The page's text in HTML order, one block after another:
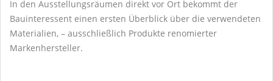
In den Ausstellungsräumen direkt vor Ort bekommt der
Bauinteressent einen ersten Überblick über die verwendeten
Materialien, – ausschließlich Produkte renomierter
Markenhersteller.